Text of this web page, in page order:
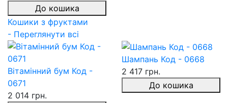
До кошика
Кошики з фруктами
- Переглянути всі
Вітамінний бум Код -
0671
2 014 грн.
Шампань Код - 0668
2 417 грн.
До кошика